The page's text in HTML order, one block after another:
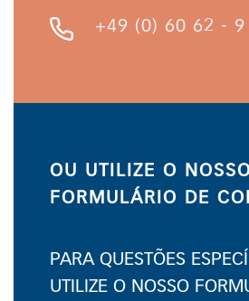
+49 (0) 60 62 - 9
OU UTILIZE O NOSSO
FORMULÁRIO DE
PARA QUESTÕES
UTILIZE O NOSSO